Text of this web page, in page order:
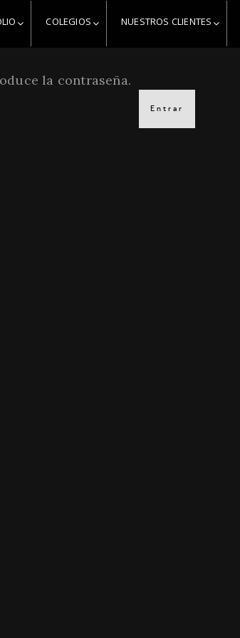
COLEGIOS NUESTROS CLIENTES
la contraseña.